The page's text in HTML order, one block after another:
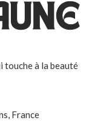
touche à la beauté
France